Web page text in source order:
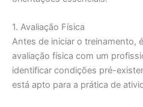
1. Avaliação Física
Antes de iniciar o treinamento,
avaliação física com um
identificar condições pré-
está apto para a prática de